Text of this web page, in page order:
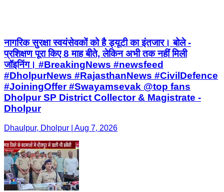
नागरिक सुरक्षा स्वयंसेवकों को है ड्यूटी का इंतजार। बोले -
प्रशिक्षण पूरा किए 8 माह बीते, लेकिन अभी तक नहीं मिली
जॉइनिंग। #BreakingNews #newsfeed
#DholpurNews #RajasthanNews #CivilDefence
#JoiningOffer #Swayamsevak @top fans
Dholpur SP District Collector & Magistrate -
Dholpur
Dhaulpur, Dholpur | Aug 7, 2026